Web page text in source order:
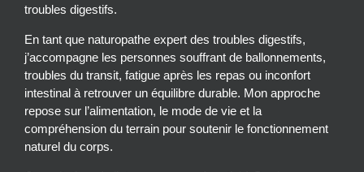
troubles digestifs.
En tant que naturopathe expert des troubles digestifs,
j’accompagne les personnes souffrant de ballonnements,
troubles du transit, fatigue après les repas ou inconfort
intestinal à retrouver un équilibre durable. Mon approche
repose sur l’alimentation, le mode de vie et la
compréhension du terrain pour soutenir le fonctionnement
naturel du corps.